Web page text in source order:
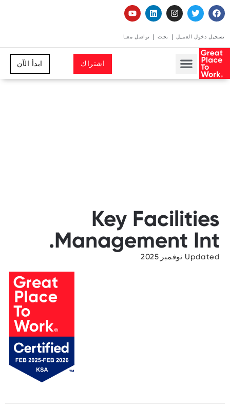
تسجيل دخول العميل بحث تواصل معنا
اشتراك ابدأ الآن
Key Facilities
Management Int.
Updated نوفمبر 2025